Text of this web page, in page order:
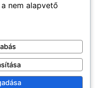
nem alapvető